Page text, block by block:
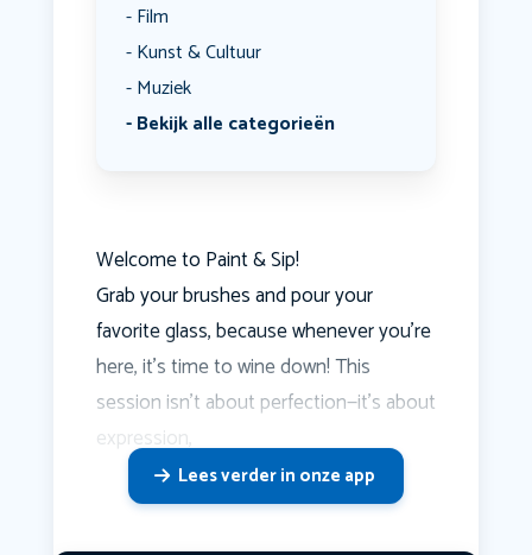
Film
Kunst & Cultuur
Muziek
Bekijk alle categorieën
Welcome to Paint & Sip!
Grab your brushes and pour your
favorite glass, because whenever you're
here, it's time to wine down! This
session isn’t about perfection—it’s about
expression,
Lees verder in onze app